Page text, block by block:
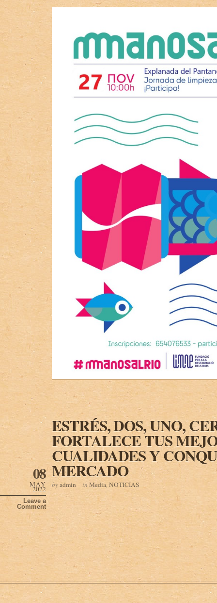
ESTRÉS, DOS, UNO,
FORTALECE TUS
CUALIDADES Y
MERCADO
08
MAY
2022
Leave a
Comment
byadmin in Media NOTICIAS